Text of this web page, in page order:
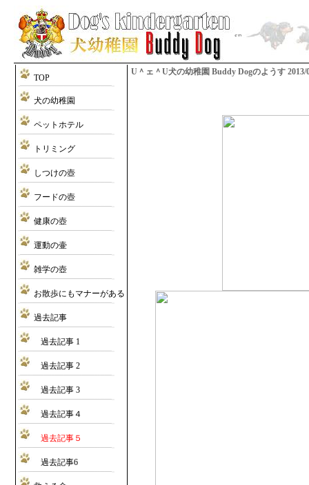
TOP
犬の幼稚園
ペットホテル
トリミング
しつけの壺
フードの壺
健康の壺
運動の壷
雑学の壺
お散歩にもマナーがある
過去記事
過去記事 1
過去記事 2
過去記事 3
過去記事４
過去記事５
過去記事6
U＾ェ＾U犬の幼稚園 Buddy Dogのようす 2013/